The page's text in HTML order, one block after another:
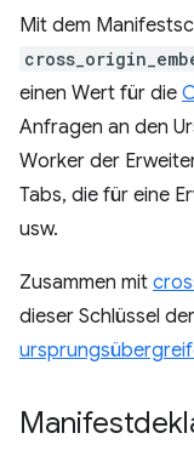
Mit dem
einen Wert für die
Anfragen an den
Worker der
Tabs, die für eine
usw.
Zusammen mit
dieser Schlüssel